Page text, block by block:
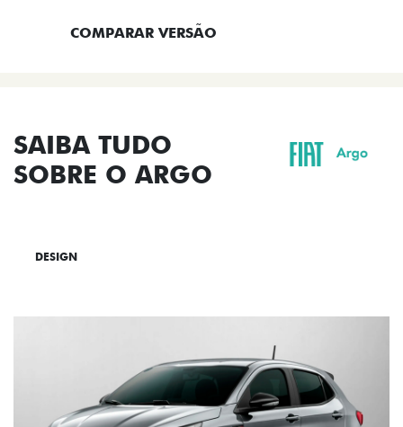
COMPARAR VERSÃO
SAIBA TUDO
SOBRE O ARGO
DESIGN